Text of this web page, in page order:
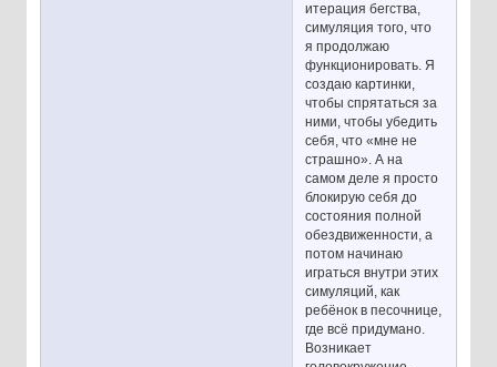
итерация бегства,
симуляция того, что
я продолжаю
функционировать. Я
создаю картинки,
чтобы спрятаться за
ними, чтобы убедить
себя, что «мне не
страшно». А на
самом деле я просто
блокирую себя до
состояния полной
обездвиженности, а
потом начинаю
играться внутри этих
симуляций, как
ребёнок в песочнице,
где всё придумано.
Возникает